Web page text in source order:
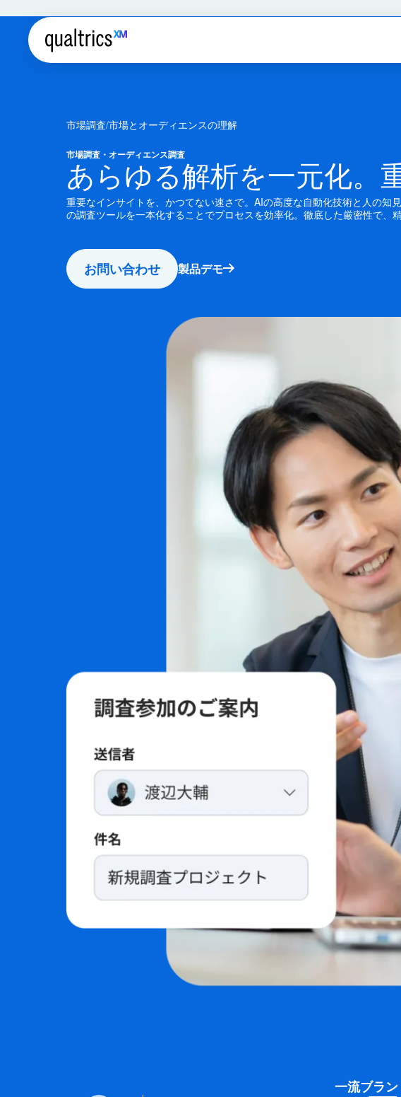
市場調査 市場とオーディエンスの理解
市場調査・オーディエンス調査
あらゆる解析を一元化。
重要なインサイトを、かつてない速さで。AIの高度な自動化技術と人の
の調査ツールを一本化することでプロセスを効率化。徹底した厳密性で、
お問い合わせ 製品デモ
一流ブラ